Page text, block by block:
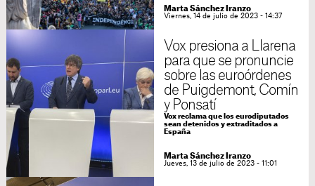
Marta Sánchez Iranzo
Viernes, 14 de julio de 2023 - 14:37
Vox presiona a Llarena
para que se pronuncie
sobre las euroórdenes
de Puigdemont, Comín
y Ponsatí
Vox reclama que los eurodiputados
sean detenidos y extraditados a
España
Marta Sánchez Iranzo
Jueves, 13 de julio de 2023 - 11:01